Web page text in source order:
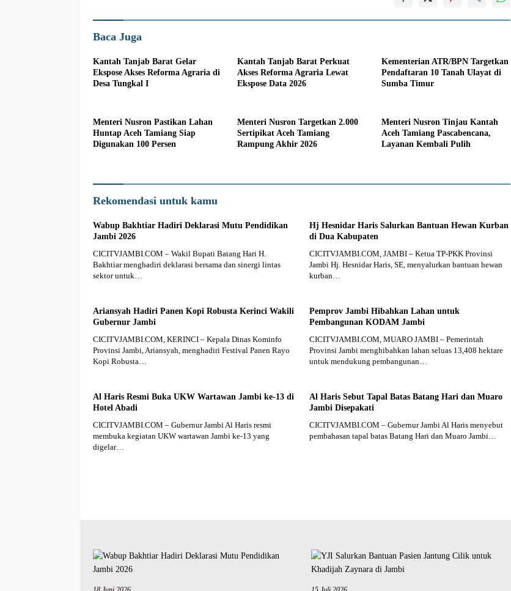
Baca Juga
Kantah Tanjab Barat Gelar
Ekspose Akses Reforma Agraria di
Desa Tungkal I
Kantah Tanjab Barat Perkuat
Akses Reforma Agraria Lewat
Ekspose Data 2026
Kementerian ATR/BPN Targetkan
Pendaftaran 10 Tanah Ulayat di
Sumba Timur
Menteri Nusron Pastikan Lahan
Huntap Aceh Tamiang Siap
Digunakan 100 Persen
Menteri Nusron Targetkan 2.000
Sertipikat Aceh Tamiang
Rampung Akhir 2026
Menteri Nusron Tinjau Kantah
Aceh Tamiang Pascabencana,
Layanan Kembali Pulih
Rekomendasi untuk kamu
Wabup Bakhtiar Hadiri Deklarasi Mutu Pendidikan
Jambi 2026
CICITVJAMBI.COM – Wakil Bupati Batang Hari H.
Bakhtiar menghadiri deklarasi bersama dan sinergi lintas
sektor untuk…
Hj Hesnidar Haris Salurkan Bantuan Hewan Kurban
di Dua Kabupaten
CICITVJAMBI.COM, JAMBI – Ketua TP-PKK Provinsi
Jambi Hj. Hesnidar Haris, SE, menyalurkan bantuan hewan
kurban…
Ariansyah Hadiri Panen Kopi Robusta Kerinci Wakili
Gubernur Jambi
CICITVJAMBI.COM, KERINCI – Kepala Dinas Kominfo
Provinsi Jambi, Ariansyah, menghadiri Festival Panen Rayo
Kopi Robusta…
Pemprov Jambi Hibahkan Lahan untuk
Pembangunan KODAM Jambi
CICITVJAMBI.COM, MUARO JAMBI – Pemerintah
Provinsi Jambi menghibahkan lahan seluas 13,408 hektare
untuk mendukung pembangunan…
Al Haris Resmi Buka UKW Wartawan Jambi ke-13 di
Hotel Abadi
CICITVJAMBI.COM – Gubernur Jambi Al Haris resmi
membuka kegiatan UKW wartawan Jambi ke-13 yang
digelar…
Al Haris Sebut Tapal Batas Batang Hari dan Muaro
Jambi Disepakati
CICITVJAMBI.COM – Gubernur Jambi Al Haris menyebut
pembahasan tapal batas Batang Hari dan Muaro Jambi…